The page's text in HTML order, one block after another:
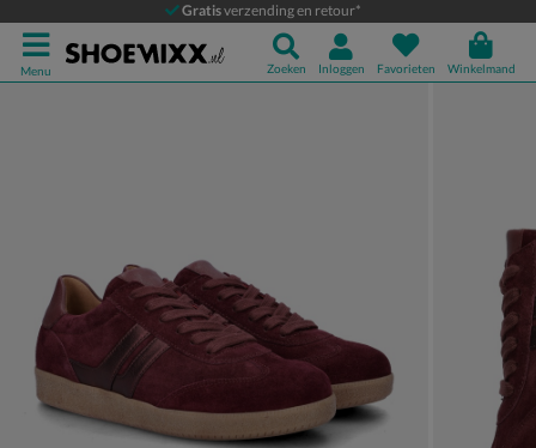
Gratisverzending en retour*
Menu Zoeken Inloggen Favorieten Winkelmand
Lage sneakers